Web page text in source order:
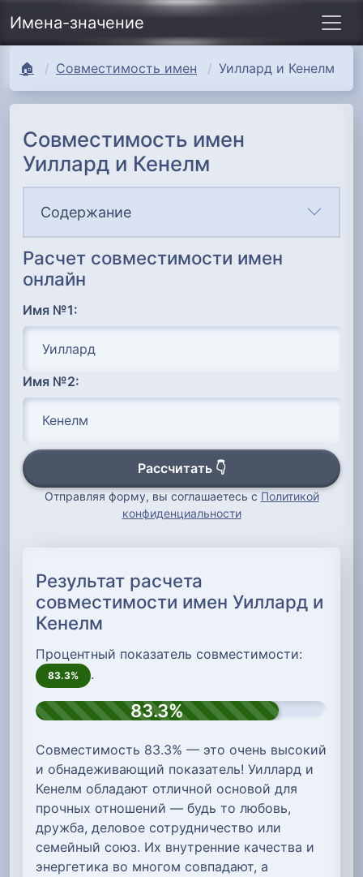
Имена-значение
🏠 Совместимость имен Уиллард и Кенелм
Совместимость имен
Уиллард и Кенелм
Содержание
Расчет совместимости имен
онлайн
Имя №1:
Имя №2:
Рассчитать 👇
Отправляя форму, вы соглашаетесь с Политикой
конфиденциальности
Результат расчета
совместимости имен Уиллард и
Кенелм
Процентный показатель совместимости:
83.3% .
83.3%
Совместимость 83.3% — это очень высокий
и обнадеживающий показатель! Уиллард и
Кенелм обладают отличной основой для
прочных отношений — будь то любовь,
дружба, деловое сотрудничество или
семейный союз. Их внутренние качества и
энергетика во многом совпадают, а